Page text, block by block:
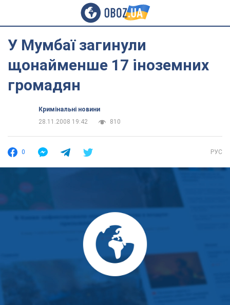
У Мумбаї загинули
щонайменше 17 іноземних
громадян
Кримінальні новини
28.11.2008 19:42
810
0 РУС